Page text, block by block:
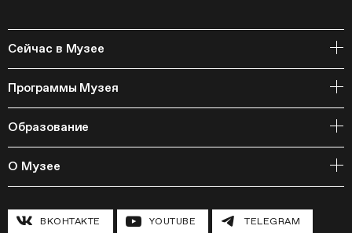
Сейчас в Музее
События
Программы Музея
Библиотека
Издательская программа
Мастерские
Полевые исследования
Инклюзивные программы
Конференции
Образование
Курсы
Циклы лекций
О Музее
Павильон «Шестигранник»
Хроника Музея «Гараж»
ВКОНТАКТЕ YOUTUBE TELEGRAM